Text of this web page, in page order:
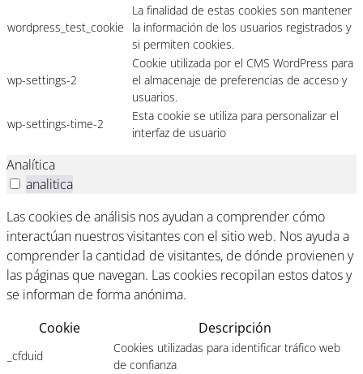
wordpress_test_cookie
La finalidad de estas cookies son mantener
la información de los usuarios registrados y
si permiten cookies.
wp-settings-2
Cookie utilizada por el CMS WordPress para
el almacenaje de preferencias de acceso y
usuarios.
wp-settings-time-2
Esta cookie se utiliza para personalizar el
interfaz de usuario
Analítica
analitica
Las cookies de análisis nos ayudan a comprender cómo
interactúan nuestros visitantes con el sitio web. Nos ayuda a
comprender la cantidad de visitantes, de dónde provienen y
las páginas que navegan. Las cookies recopilan estos datos y
se informan de forma anónima.
Cookie
Descripción
_cfduid
Cookies utilizadas para identificar tráfico web
de confianza